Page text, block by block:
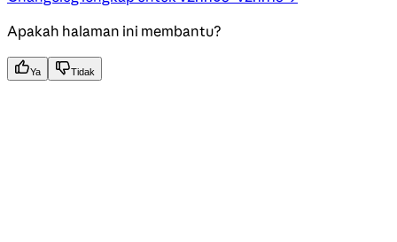
Apakah halaman ini membantu?
Ya Tidak